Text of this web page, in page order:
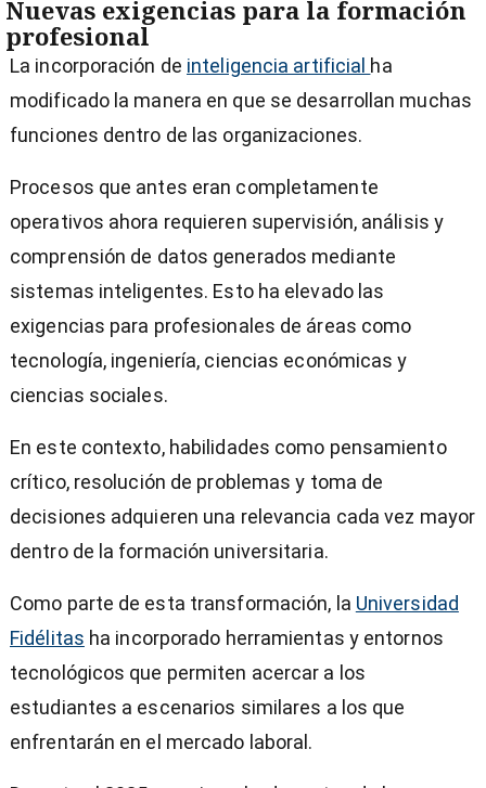
Nuevas exigencias para la formación
profesional
La incorporación de inteligencia artificial ha
modificado la manera en que se desarrollan muchas
funciones dentro de las organizaciones.
Procesos que antes eran completamente
operativos ahora requieren supervisión, análisis y
comprensión de datos generados mediante
sistemas inteligentes. Esto ha elevado las
exigencias para profesionales de áreas como
tecnología, ingeniería, ciencias económicas y
ciencias sociales.
En este contexto, habilidades como pensamiento
crítico, resolución de problemas y toma de
decisiones adquieren una relevancia cada vez mayor
dentro de la formación universitaria.
Como parte de esta transformación, la Universidad
Fidélitas ha incorporado herramientas y entornos
tecnológicos que permiten acercar a los
estudiantes a escenarios similares a los que
enfrentarán en el mercado laboral.